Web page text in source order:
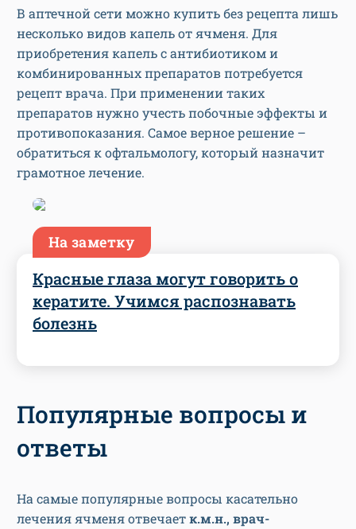
В аптечной сети можно купить без рецепта лишь
несколько видов капель от ячменя. Для
приобретения капель с антибиотиком и
комбинированных препаратов потребуется
рецепт врача. При применении таких
препаратов нужно учесть побочные эффекты и
противопоказания. Самое верное решение –
обратиться к офтальмологу, который назначит
грамотное лечение.
На заметку
Красные глаза могут говорить о
кератите. Учимся распознавать
болезнь
Популярные вопросы и
ответы
На самые популярные вопросы касательно
лечения ячменя отвечаетк.м.н., врач-